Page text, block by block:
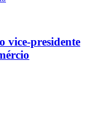
vice-presidente